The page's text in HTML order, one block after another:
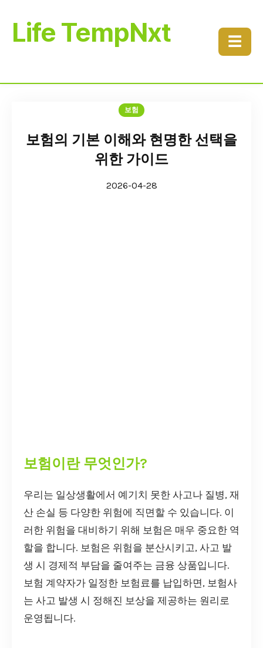
Life TempNxt ☰
보험
보험의 기본 이해와 현명한 선택을
위한 가이드
2026-04-28
보험이란 무엇인가?
우리는 일상생활에서 예기치 못한 사고나 질병, 재
산 손실 등 다양한 위험에 직면할 수 있습니다. 이
러한 위험을 대비하기 위해 보험은 매우 중요한 역
할을 합니다. 보험은 위험을 분산시키고, 사고 발
생 시 경제적 부담을 줄여주는 금융 상품입니다.
보험 계약자가 일정한 보험료를 납입하면, 보험사
는 사고 발생 시 정해진 보상을 제공하는 원리로
운영됩니다.